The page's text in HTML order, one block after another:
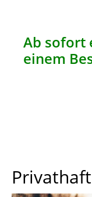
Ab sofort
einem